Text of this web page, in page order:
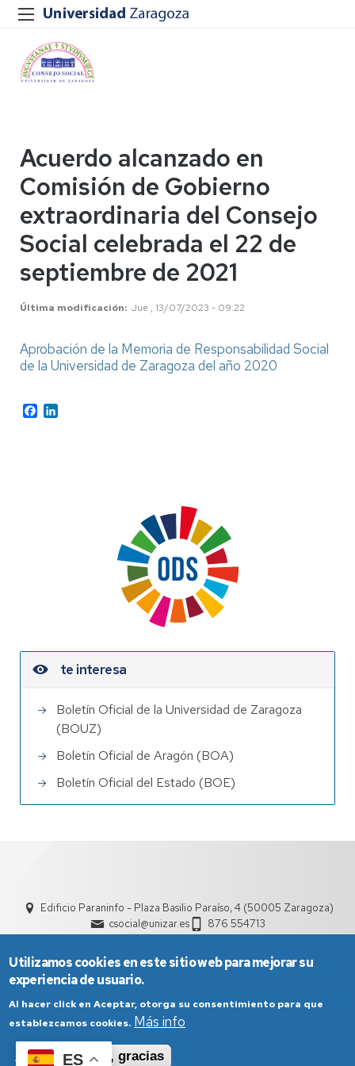
ES
Acuerdo alcanzado en
Comisión de Gobierno
extraordinaria del Consejo
Social celebrada el 22 de
septiembre de 2021
Última modificación Jue , 13/07/2023 - 09:22
Aprobación de la Memoria de Responsabilidad Social
de la Universidad de Zaragoza del año 2020
Facebook
te interesa
Boletín Oficial de la Universidad de Zaragoza
(BOUZ)
Boletín Oficial de Aragón (BOA)
Boletín Oficial del Estado (BOE)
Edificio Paraninfo - Plaza Basilio Paraíso, 4 (50005 Zaragoza)
csocial@unizar.es
876 554713
Aviso Legal
Condiciones generales de uso
Utilizamos cookies en este sitio web para mejorar su
experiencia de usuario.
Al hacer click en Aceptar, otorga su consentimiento para que
establezcamos cookies. Más info
Aceptar
No, gracias